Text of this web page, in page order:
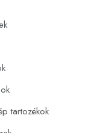
tartozékok